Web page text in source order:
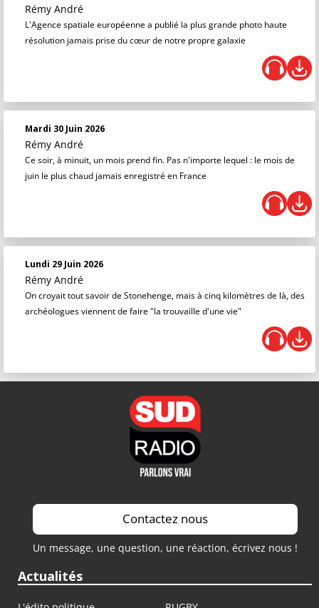
Rémy André
L'Agence spatiale européenne a publié la plus grande photo haute
résolution jamais prise du cœur de notre propre galaxie
Mardi 30 Juin 2026
Rémy André
Ce soir, à minuit, un mois prend fin. Pas n'importe lequel : le mois de
juin le plus chaud jamais enregistré en France
Lundi 29 Juin 2026
Rémy André
On croyait tout savoir de Stonehenge, mais à cinq kilomètres de là, des
archéologues viennent de faire "la trouvaille d'une vie"
Contactez nous
Un message, une question, une réaction, écrivez nous !
Actualités